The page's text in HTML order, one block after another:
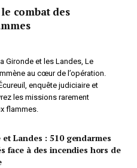
combat des
Gironde et les Landes, Le
au cœur de l’opération.
enquête judiciaire et
les missions rarement
flammes.
Landes : 510 gendarmes
face à des incendies hors de